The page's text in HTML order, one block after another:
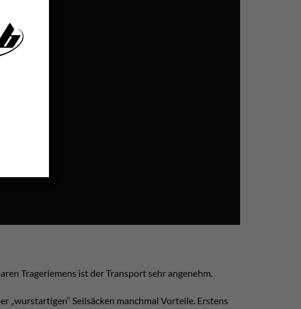
Trageriemens ist der Transport sehr angenehm.
„wurstartigen“ Seilsäcken manchmal Vorteile. Erstens